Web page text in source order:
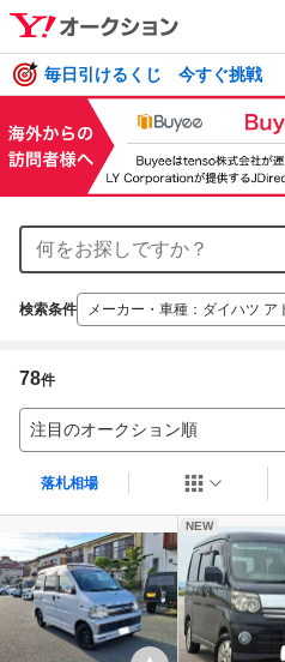
毎日引けるくじ 今すぐ挑戦
検索条件 メーカー・車種 ： ダイハツ ア
78件
注目のオークション順
落札相場
NEW